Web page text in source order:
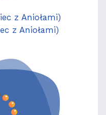
z Aniołami)
z Aniołami)